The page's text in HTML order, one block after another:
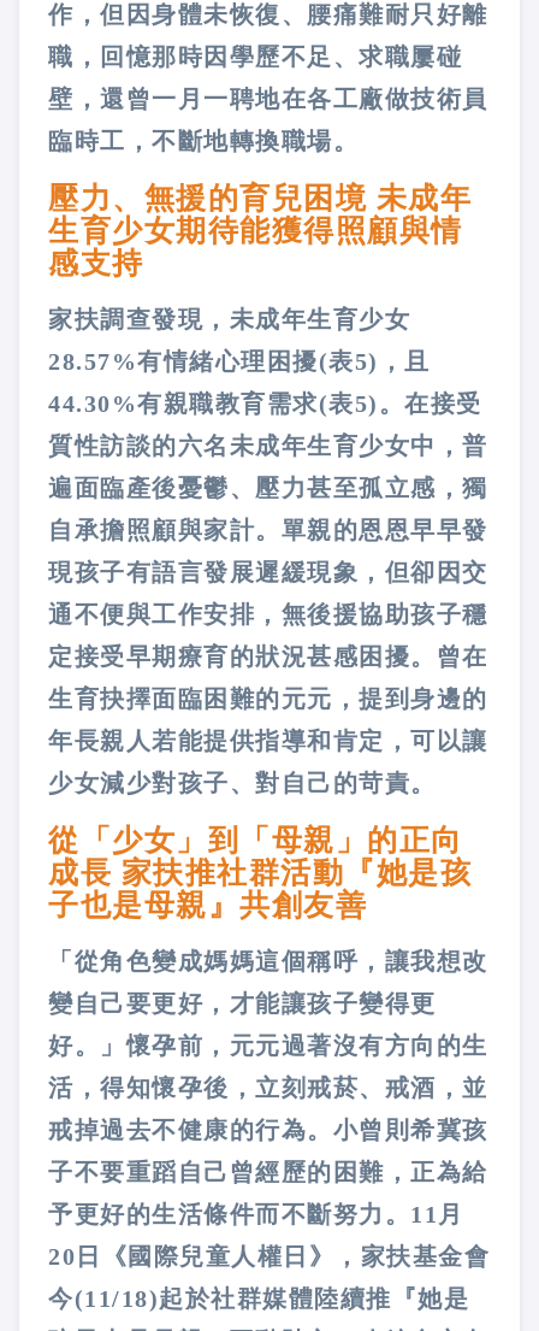
作，但因身體未恢復、腰痛難耐只好離
職，回憶那時因學歷不足、求職屢碰
壁，還曾一月一聘地在各工廠做技術員
臨時工，不斷地轉換職場。
壓力、無援的育兒困境 未成年
生育少女期待能獲得照顧與情
感支持
家扶調查發現，未成年生育少女
28.57%有情緒心理困擾(表5)，且
44.30%有親職教育需求(表5)。在接受
質性訪談的六名未成年生育少女中，普
遍面臨產後憂鬱、壓力甚至孤立感，獨
自承擔照顧與家計。單親的恩恩早早發
現孩子有語言發展遲緩現象，但卻因交
通不便與工作安排，無後援協助孩子穩
定接受早期療育的狀況甚感困擾。曾在
生育抉擇面臨困難的元元，提到身邊的
年長親人若能提供指導和肯定，可以讓
少女減少對孩子、對自己的苛責。
從「少女」到「母親」的正向
成長 家扶推社群活動『她是孩
子也是母親』共創友善
「從角色變成媽媽這個稱呼，讓我想改
變自己要更好，才能讓孩子變得更
好。」懷孕前，元元過著沒有方向的生
活，得知懷孕後，立刻戒菸、戒酒，並
戒掉過去不健康的行為。小曾則希冀孩
子不要重蹈自己曾經歷的困難，正為給
予更好的生活條件而不斷努力。11月
20日《國際兒童人權日》，家扶基金會
今(11/18)起於社群媒體陸續推『她是